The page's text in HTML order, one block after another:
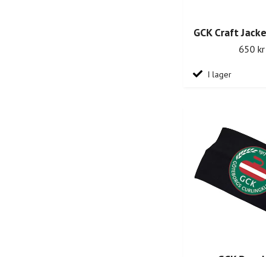
GCK Craft
650 kr
I lager